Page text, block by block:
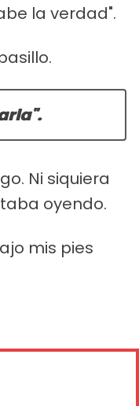
la verdad".
Ni siquiera
oyendo.
mis pies